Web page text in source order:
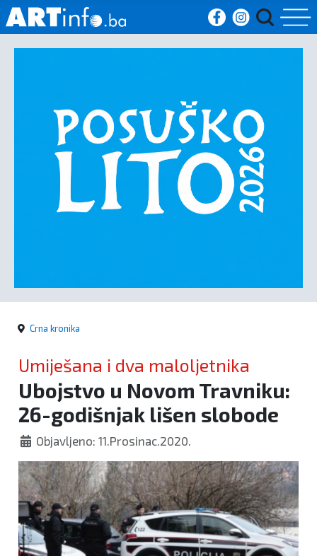
Sport
Kultura
Crna
Crna kronika
Umiješana i dva maloljetnika
Ubojstvo u Novom Travniku:
26-godišnjak lišen slobode
Objavljeno: 11.Prosinac.2020.